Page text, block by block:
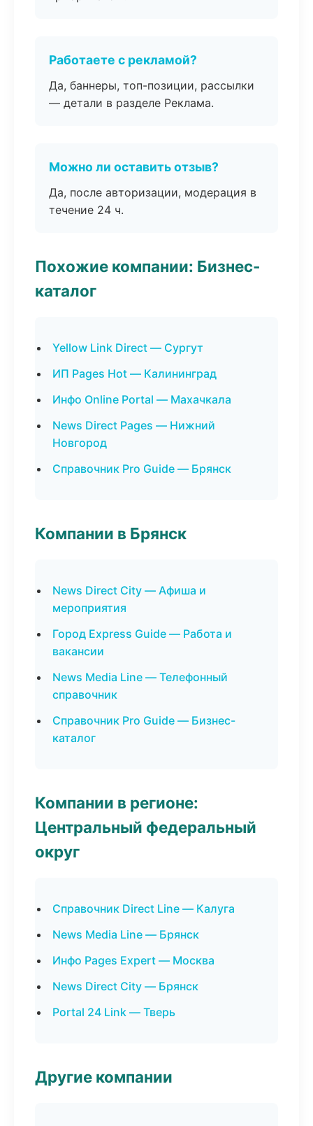
Работаете с рекламой?
Да, баннеры, топ-позиции, рассылки
— детали в разделе Реклама.
Можно ли оставить отзыв?
Да, после авторизации, модерация в
течение 24 ч.
Похожие компании: Бизнес-
каталог
Yellow Link Direct — Сургут
ИП Pages Hot — Калининград
Инфо Online Portal — Махачкала
News Direct Pages — Нижний
Новгород
Справочник Pro Guide — Брянск
Компании в Брянск
News Direct City — Афиша и
мероприятия
Город Express Guide — Работа и
вакансии
News Media Line — Телефонный
справочник
Справочник Pro Guide — Бизнес-
каталог
Компании в регионе:
Центральный федеральный
округ
Справочник Direct Line — Калуга
News Media Line — Брянск
Инфо Pages Expert — Москва
News Direct City — Брянск
Portal 24 Link — Тверь
Другие компании